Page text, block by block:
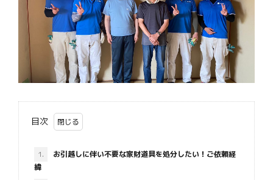
目次
1.
お引越しに伴い不要な家財道具を処分したい！ご依頼経
緯